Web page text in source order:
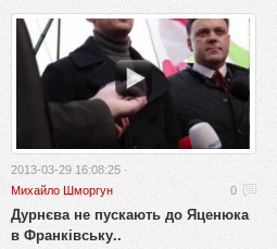
2013-03-29 16:08:25 ·
Михайло Шморгун
0
Дурнєва не пускають до Яценюка
в Франківську..